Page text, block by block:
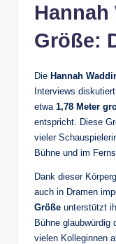
Hannah
Größe:
Die Hannah
Interviews
etwa 1,78 Meter
entspricht. Diese
vieler
Bühne und im
Dank dieser
auch in Dramen
Größe unterstützt
Bühne glaubwürdig
vielen Kolleginnen